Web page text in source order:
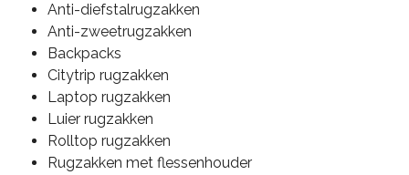
Anti-diefstalrugzakken
Anti-zweetrugzakken
Backpacks
Citytrip rugzakken
Laptop rugzakken
Luier rugzakken
Rolltop rugzakken
Rugzakken met flessenhouder